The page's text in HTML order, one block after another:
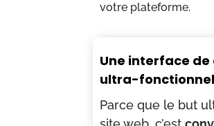
votre plateforme.
Une interface de
ultra-
Parce que le but